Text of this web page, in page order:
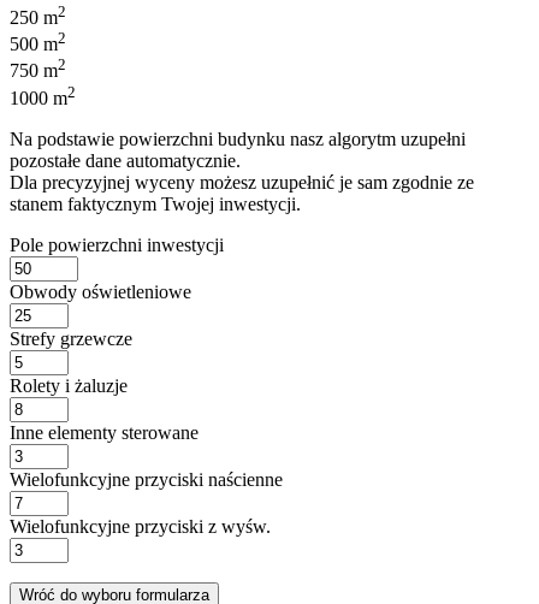
50 m
250 m2
500 m2
750 m
Na podstawie powierzchni budynku nasz algorytm uzupełni
pozostałe dane automatycznie.
Dla precyzyjnej wyceny możesz uzupełnić je sam zgodnie ze
Pole powierzchni inwestycji
Obwody oświetleniowe
Strefy grzewcze
Rolety i żaluzje
Inne elementy sterowane
Wielofunkcyjne przyciski naścienne
Wielofunkcyjne przyciski z wyśw.